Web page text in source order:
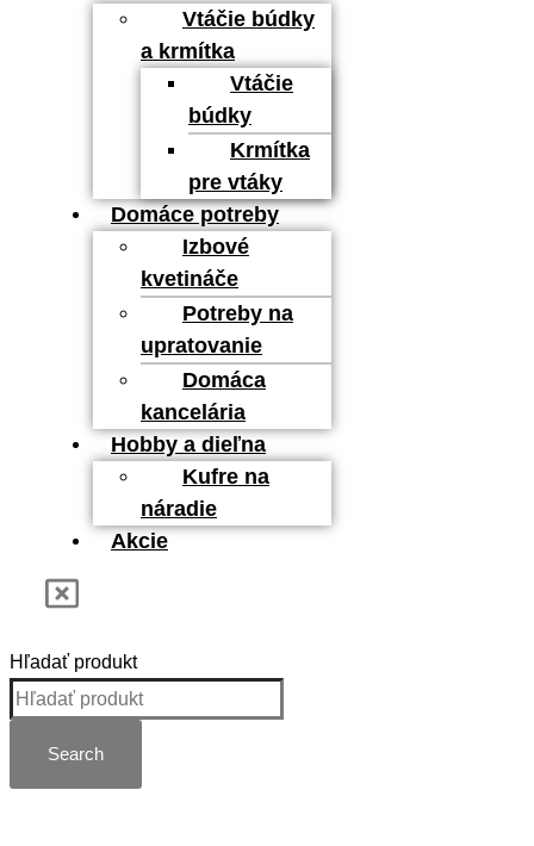
Vtáčie búdky
a krmítka
Vtáčie
búdky
Krmítka
pre vtáky
Domáce potreby
Izbové
kvetináče
Potreby na
upratovanie
Domáca
kancelária
Hobby a dieľna
Kufre na
náradie
Akcie
Hľadať produkt
Search